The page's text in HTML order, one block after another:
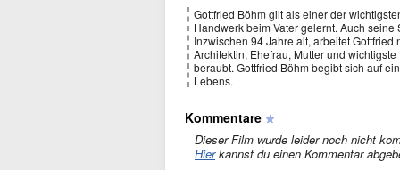
Gottfried Böhm gilt als einer der
Handwerk beim Vater gelernt. Auch
Inzwischen 94 Jahre alt, arbeitet
Architektin, Ehefrau, Mutter und
beraubt. Gottfried Böhm begibt sich auf
Lebens.
Kommentare
Dieser Film wurde leider noch nicht
Hierkannst du einen Kommentar